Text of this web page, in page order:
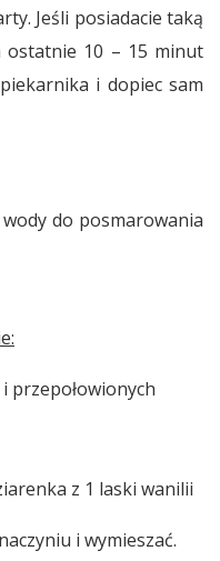
Jeśli posiadacie taką
10 – 15 minut
i dopiec sam
do posmarowania
przepołowionych
z 1 laski wanilii
i wymieszać.